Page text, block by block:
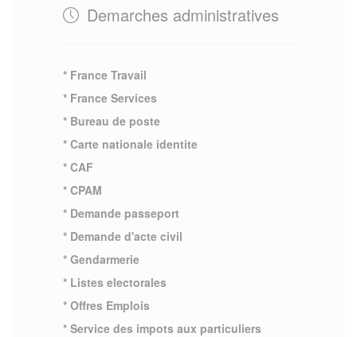
Demarches administratives
* France Travail
* France Services
* Bureau de poste
* Carte nationale identite
* CAF
* CPAM
* Demande passeport
* Demande d'acte civil
* Gendarmerie
* Listes electorales
* Offres Emplois
* Service des impots aux particuliers